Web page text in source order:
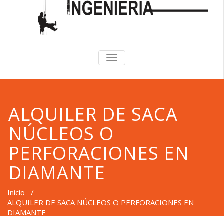
TOGGLE
NAVIGATION
ALQUILER DE SACA
NÚCLEOS O
PERFORACIONES EN
DIAMANTE
Inicio /
ALQUILER DE SACA NÚCLEOS O PERFORACIONES EN
DIAMANTE